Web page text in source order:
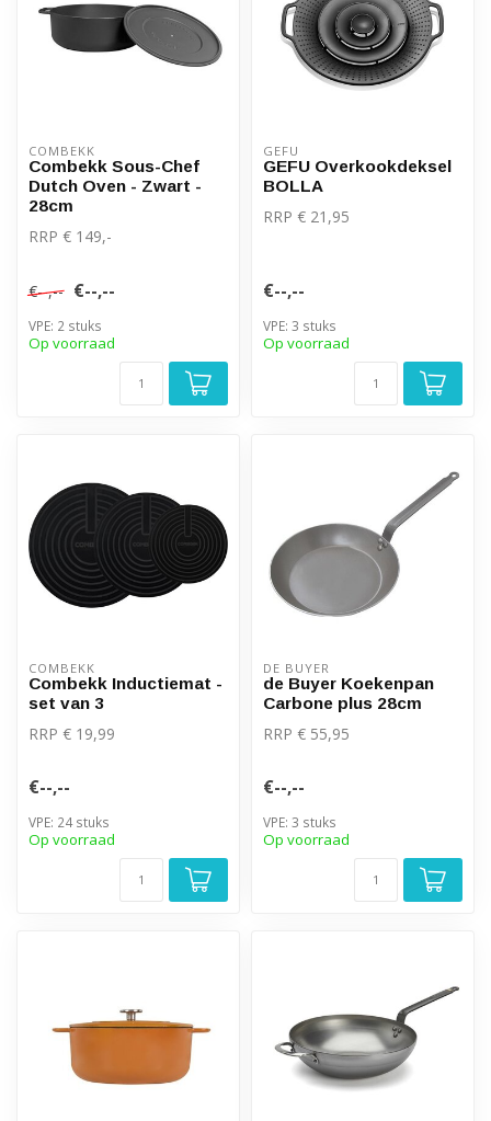
COMBEKK
Combekk Sous-Chef
Dutch Oven - Zwart -
28cm
RRP € 149,-
€--,-- €--,--
VPE: 2 stuks
Op voorraad
GEFU
GEFU Overkookdeksel
BOLLA
RRP € 21,95
€--,--
VPE: 3 stuks
Op voorraad
COMBEKK
Combekk Inductiemat -
set van 3
RRP € 19,99
€--,--
VPE: 24 stuks
Op voorraad
DE BUYER
de Buyer Koekenpan
Carbone plus 28cm
RRP € 55,95
€--,--
VPE: 3 stuks
Op voorraad